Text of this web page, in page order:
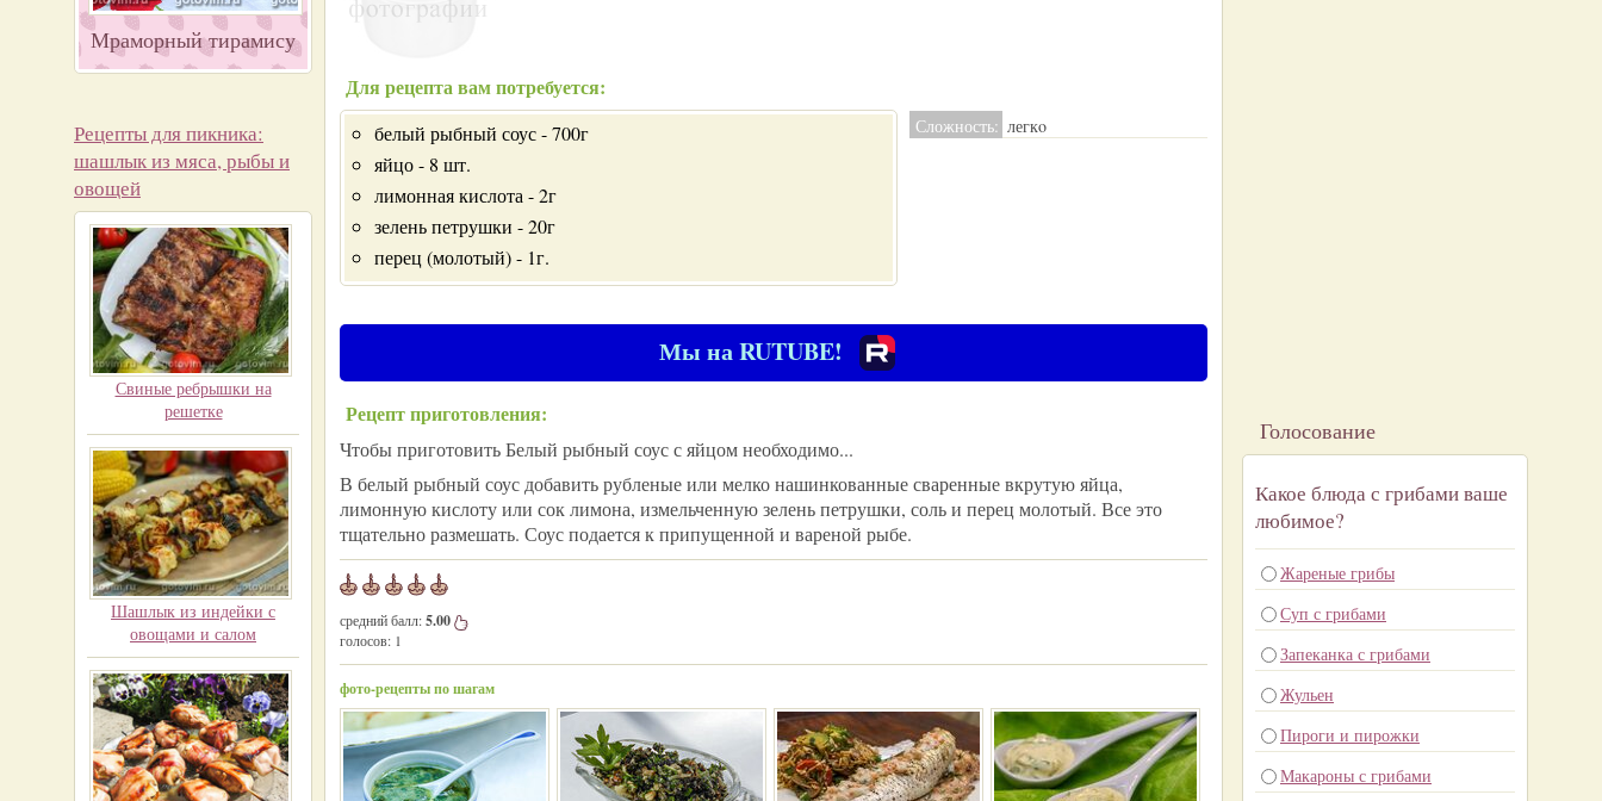
Мраморный тирамису
Рецепты для пикника:
шашлык из мяса, рыбы и
овощей
Свиные ребрышки на
решетке
Шашлык из индейки с
овощами и салом
Сложность: легкo
Для рецепта вам потребуется:
белый рыбный соус - 700г
яйцо - 8 шт.
лимонная кислота - 2г
зелень петрушки - 20г
перец (молотый) - 1г.
Мы на RUTUBE!
Рецепт приготовления:
Чтобы приготовить Белый рыбный соус с яйцом необходимо...
В белый рыбный соус добавить рубленые или мелко нашинкованные сваренные вкрутую яйца,
лимонную кислоту или сок лимона, измельченную зелень петрушки, соль и перец молотый. Все это
тщательно размешать. Соус подается к припущенной и вареной рыбе.
средний балл:5.00
голосов: 1
фото-рецепты по шагам
Голосование
Какое блюда с грибами ваше
любимое?
Жареные грибы
Суп с грибами
Запеканка с грибами
Жульен
Пироги и пирожки
Макароны с грибами